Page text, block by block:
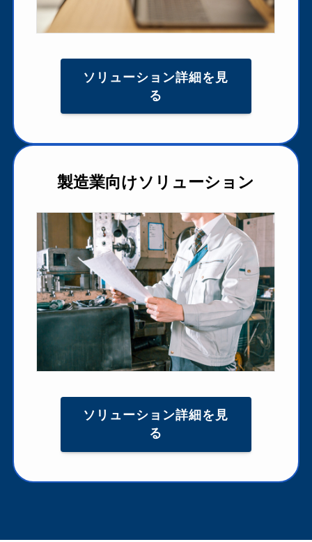
ソリューション詳細を見
る
製造業向けソリューション
ソリューション詳細を見
る